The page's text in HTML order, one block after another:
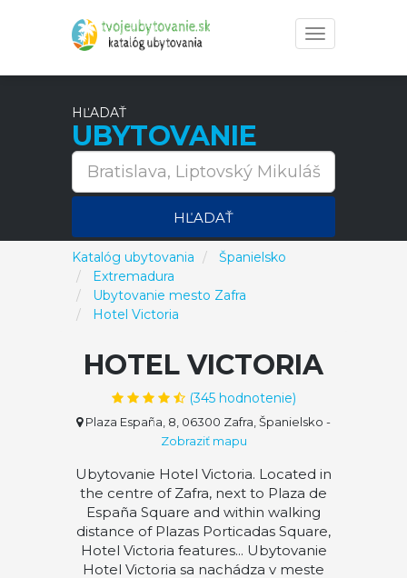
Toggle
navigation
HĽADAŤ
UBYTOVANIE
HĽADAŤ
Katalóg ubytovania
Španielsko
Extremadura
Ubytovanie mesto Zafra
Hotel Victoria
HOTEL VICTORIA
(345hodnotenie)
Plaza España, 8, 06300 Zafra, Španielsko -
Zobraziť mapu
Ubytovanie Hotel Victoria. Located in
the centre of Zafra, next to Plaza de
España Square and within walking
distance of Plazas Porticadas Square,
Hotel Victoria features... Ubytovanie
Hotel Victoria sa nachádza v meste